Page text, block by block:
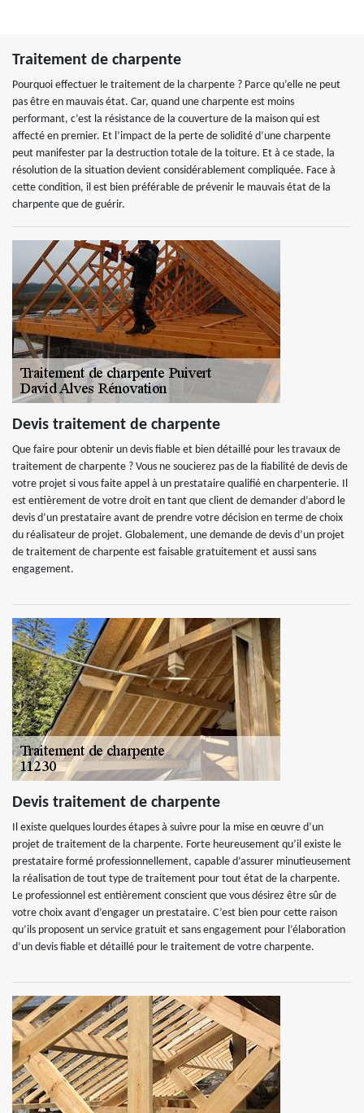
Traitement de charpente
Pourquoi effectuer le traitement de la charpente ? Parce qu’elle ne peut
pas être en mauvais état. Car, quand une charpente est moins
performant, c’est la résistance de la couverture de la maison qui est
affecté en premier. Et l’impact de la perte de solidité d’une charpente
peut manifester par la destruction totale de la toiture. Et à ce stade, la
résolution de la situation devient considérablement compliquée. Face à
cette condition, il est bien préférable de prévenir le mauvais état de la
charpente que de guérir.
Devis traitement de charpente
Que faire pour obtenir un devis fiable et bien détaillé pour les travaux de
traitement de charpente ? Vous ne soucierez pas de la fiabilité de devis de
votre projet si vous faite appel à un prestataire qualifié en charpenterie. Il
est entièrement de votre droit en tant que client de demander d’abord le
devis d’un prestataire avant de prendre votre décision en terme de choix
du réalisateur de projet. Globalement, une demande de devis d’un projet
de traitement de charpente est faisable gratuitement et aussi sans
engagement.
Devis traitement de charpente
Il existe quelques lourdes étapes à suivre pour la mise en œuvre d’un
projet de traitement de la charpente. Forte heureusement qu’il existe le
prestataire formé professionnellement, capable d’assurer minutieusement
la réalisation de tout type de traitement pour tout état de la charpente.
Le professionnel est entièrement conscient que vous désirez être sûr de
votre choix avant d’engager un prestataire. C’est bien pour cette raison
qu’ils proposent un service gratuit et sans engagement pour l’élaboration
d’un devis fiable et détaillé pour le traitement de votre charpente.